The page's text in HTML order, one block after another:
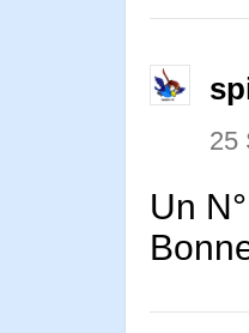
25
Un